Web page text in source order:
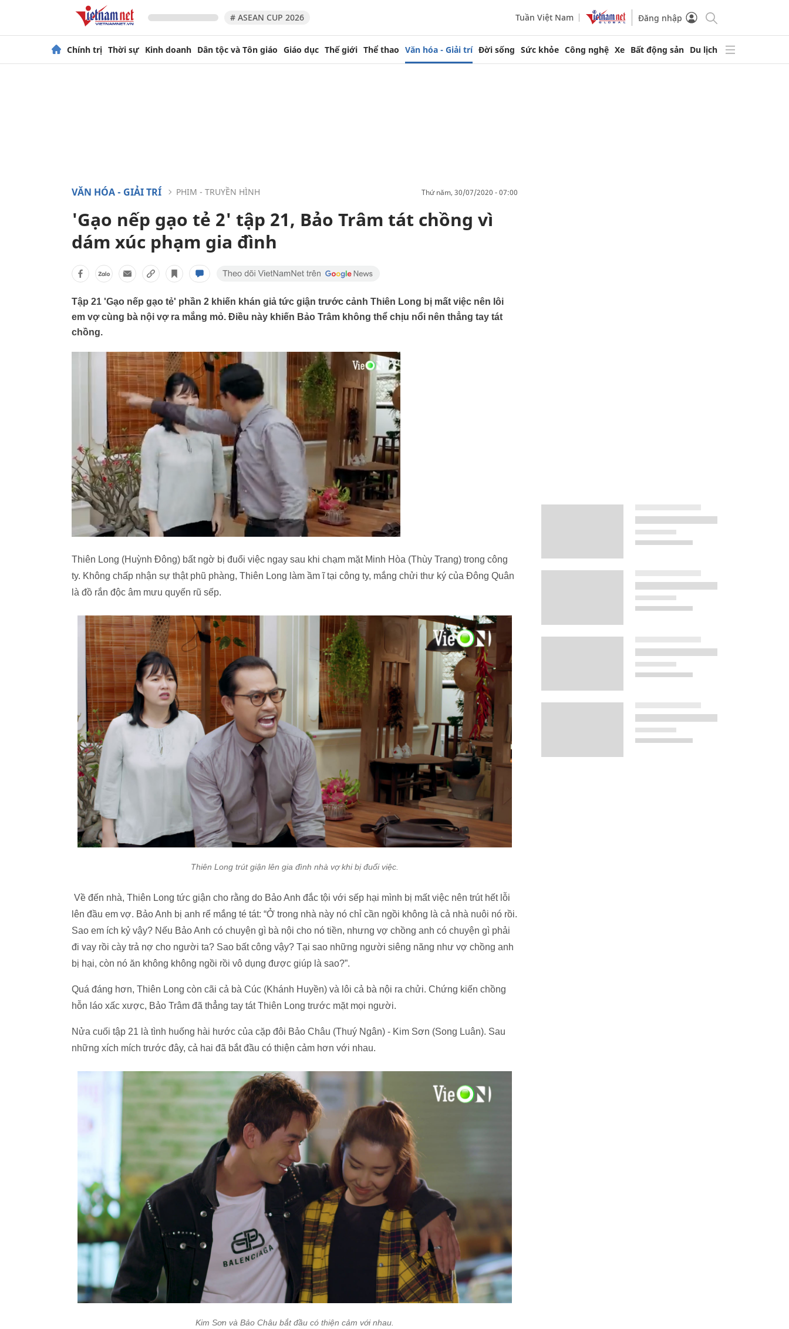
# ASEAN CUP 2026 Tuần Việt Nam Đăng nhập
Chính trị Thời sự Kinh doanh Dân tộc và Tôn giáo Giáo dục Thế giới Thể thao Văn hóa - Giải trí Đời sống Sức khỏe Công nghệ Xe Bất động sản Du lịch
VĂN HÓA - GIẢI TRÍ PHIM - TRUYỀN HÌNH thứ năm, 30/07/2020 - 07:00
'Gạo nếp gạo tẻ 2' tập 21, Bảo Trâm tát chồng vì
dám xúc phạm gia đình
Tập 21 'Gạo nếp gạo tẻ' phần 2 khiến khán giả tức giận trước cảnh Thiên Long bị mất việc nên lôi
em vợ cùng bà nội vợ ra mắng mỏ. Điều này khiến Bảo Trâm không thể chịu nổi nên thẳng tay tát
chồng.
Thiên Long (Huỳnh Đông) bất ngờ bị đuổi việc ngay sau khi chạm mặt Minh Hòa (Thùy Trang) trong công
ty. Không chấp nhận sự thật phũ phàng, Thiên Long làm ầm ĩ tại công ty, mắng chửi thư ký của Đông Quân
là đồ rắn độc âm mưu quyến rũ sếp.
Thiên Long trút giận lên gia đình nhà vợ khi bị đuổi việc.
Về đến nhà, Thiên Long tức giận cho rằng do Bảo Anh đắc tội với sếp hại mình bị mất việc nên trút hết lỗi
lên đầu em vợ. Bảo Anh bị anh rể mắng té tát: “Ở trong nhà này nó chỉ cần ngồi không là cả nhà nuôi nó rồi.
Sao em ích kỷ vậy? Nếu Bảo Anh có chuyện gì bà nội cho nó tiền, nhưng vợ chồng anh có chuyện gì phải
đi vay rồi cày trả nợ cho người ta? Sao bất công vậy? Tại sao những người siêng năng như vợ chồng anh
bị hại, còn nó ăn không không ngồi rồi vô dụng được giúp là sao?”.
Quá đáng hơn, Thiên Long còn cãi cả bà Cúc (Khánh Huyền) và lôi cả bà nội ra chửi. Chứng kiến chồng
hỗn láo xấc xược, Bảo Trâm đã thẳng tay tát Thiên Long trước mặt mọi người.
Nửa cuối tập 21 là tình huống hài hước của cặp đôi Bảo Châu (Thuý Ngân) - Kim Sơn (Song Luân). Sau
những xích mích trước đây, cả hai đã bắt đầu có thiện cảm hơn với nhau.
Kim Sơn và Bảo Châu bắt đầu có thiện cảm với nhau.